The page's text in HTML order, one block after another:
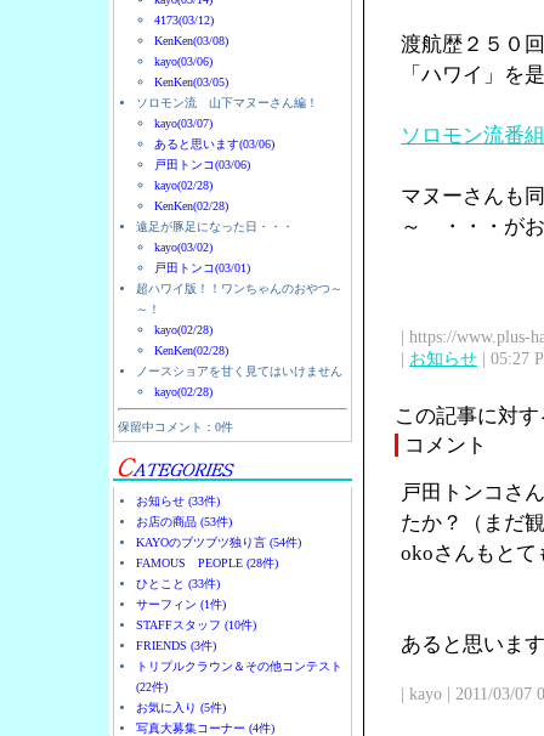
4173(03/12)
KenKen(03/08)
kayo(03/06)
KenKen(03/05)
ソロモン流 山下マヌーさん編！
kayo(03/07)
あると思います(03/06)
戸田トンコ(03/06)
kayo(02/28)
KenKen(02/28)
遠足が豚足になった日・・・
kayo(03/02)
戸田トンコ(03/01)
超ハワイ版！！ワンちゃんのおやつ～
～！
kayo(02/28)
KenKen(02/28)
ノースショアを甘く見てはいけません
kayo(02/28)
保留中コメント：0件
お知らせ (33件)
お店の商品 (53件)
KAYOのブツブツ独り言 (54件)
FAMOUS PEOPLE (28件)
ひとこと (33件)
サーフィン (1件)
STAFFスタッフ (10件)
FRIENDS (3件)
トリプルクラウン＆その他コンテスト
(22件)
お気に入り (5件)
写真大募集コーナー (4件)
渡航歴２５０
「ハワイ」を
ソロモン流番
マヌーさんも
～ ・・・がお
| https://www.plus-
| お知らせ | 05:27
この記事に対
コメント
戸田トンコさ
たか？（まだ
okoさんもとて
あると思いま
| kayo | 2011/03/07